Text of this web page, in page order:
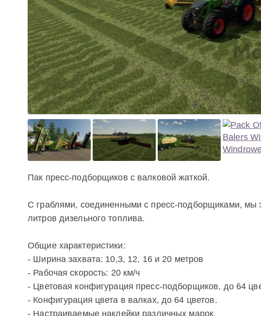
Пак пресс-подборщиков с валковой жаткой.
С граблями, соединенными с пресс-подборщиками, мы
литров дизельного топлива.
Общие характеристики:
- Ширина захвата: 10,3, 12, 16 и 20 метров
- Рабочая скорость: 20 км/ч
- Цветовая конфигурация пресс-подборщиков, до 64
- Конфигурация цвета в валках, до 64 цветов.
- Настраиваемые наклейки различных марок.